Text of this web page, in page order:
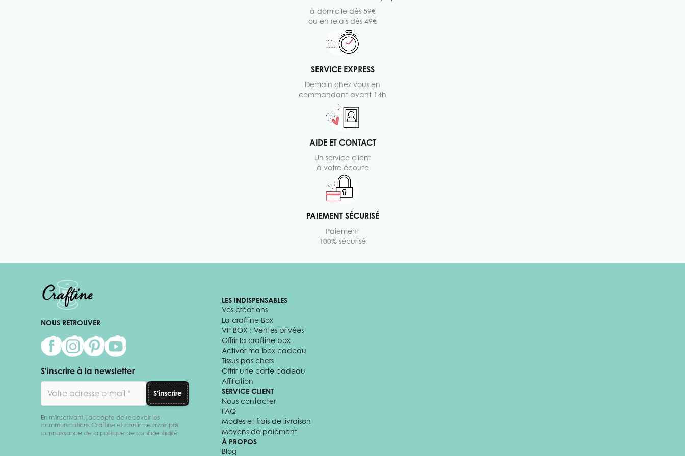
à domicile dès 59€
ou en relais dès 49€
SERVICE EXPRESS
Demain chez vous en
commandant avant 14h
AIDE ET CONTACT
Un service client
à votre écoute
PAIEMENT SÉCURISÉ
Paiement
100% sécurisé
NOUS RETROUVER
S'inscrire à la newsletter
S'inscrire
En m'inscrivant, j'accepte de recevoir les
communications Craftine et confirme avoir pris
connaissance de la politique de confidentialité
LES INDISPENSABLES
Vos créations
La craftine Box
VP BOX : Ventes privées
Offrir la craftine box
Activer ma box cadeau
Tissus pas chers
Offrir une carte cadeau
Affiliation
SERVICE CLIENT
Nous contacter
FAQ
Modes et frais de livraison
Moyens de paiement
À PROPOS
Blog